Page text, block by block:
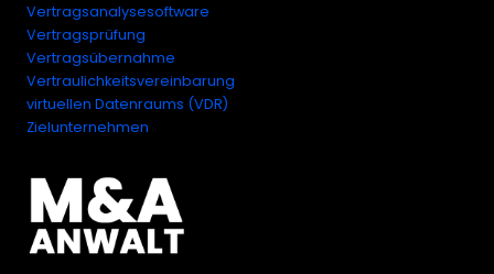
Vertragsanalysesoftware
Vertragsprüfung
Vertragsübernahme
Vertraulichkeitsvereinbarung
virtuellen Datenraums (VDR)
Zielunternehmen